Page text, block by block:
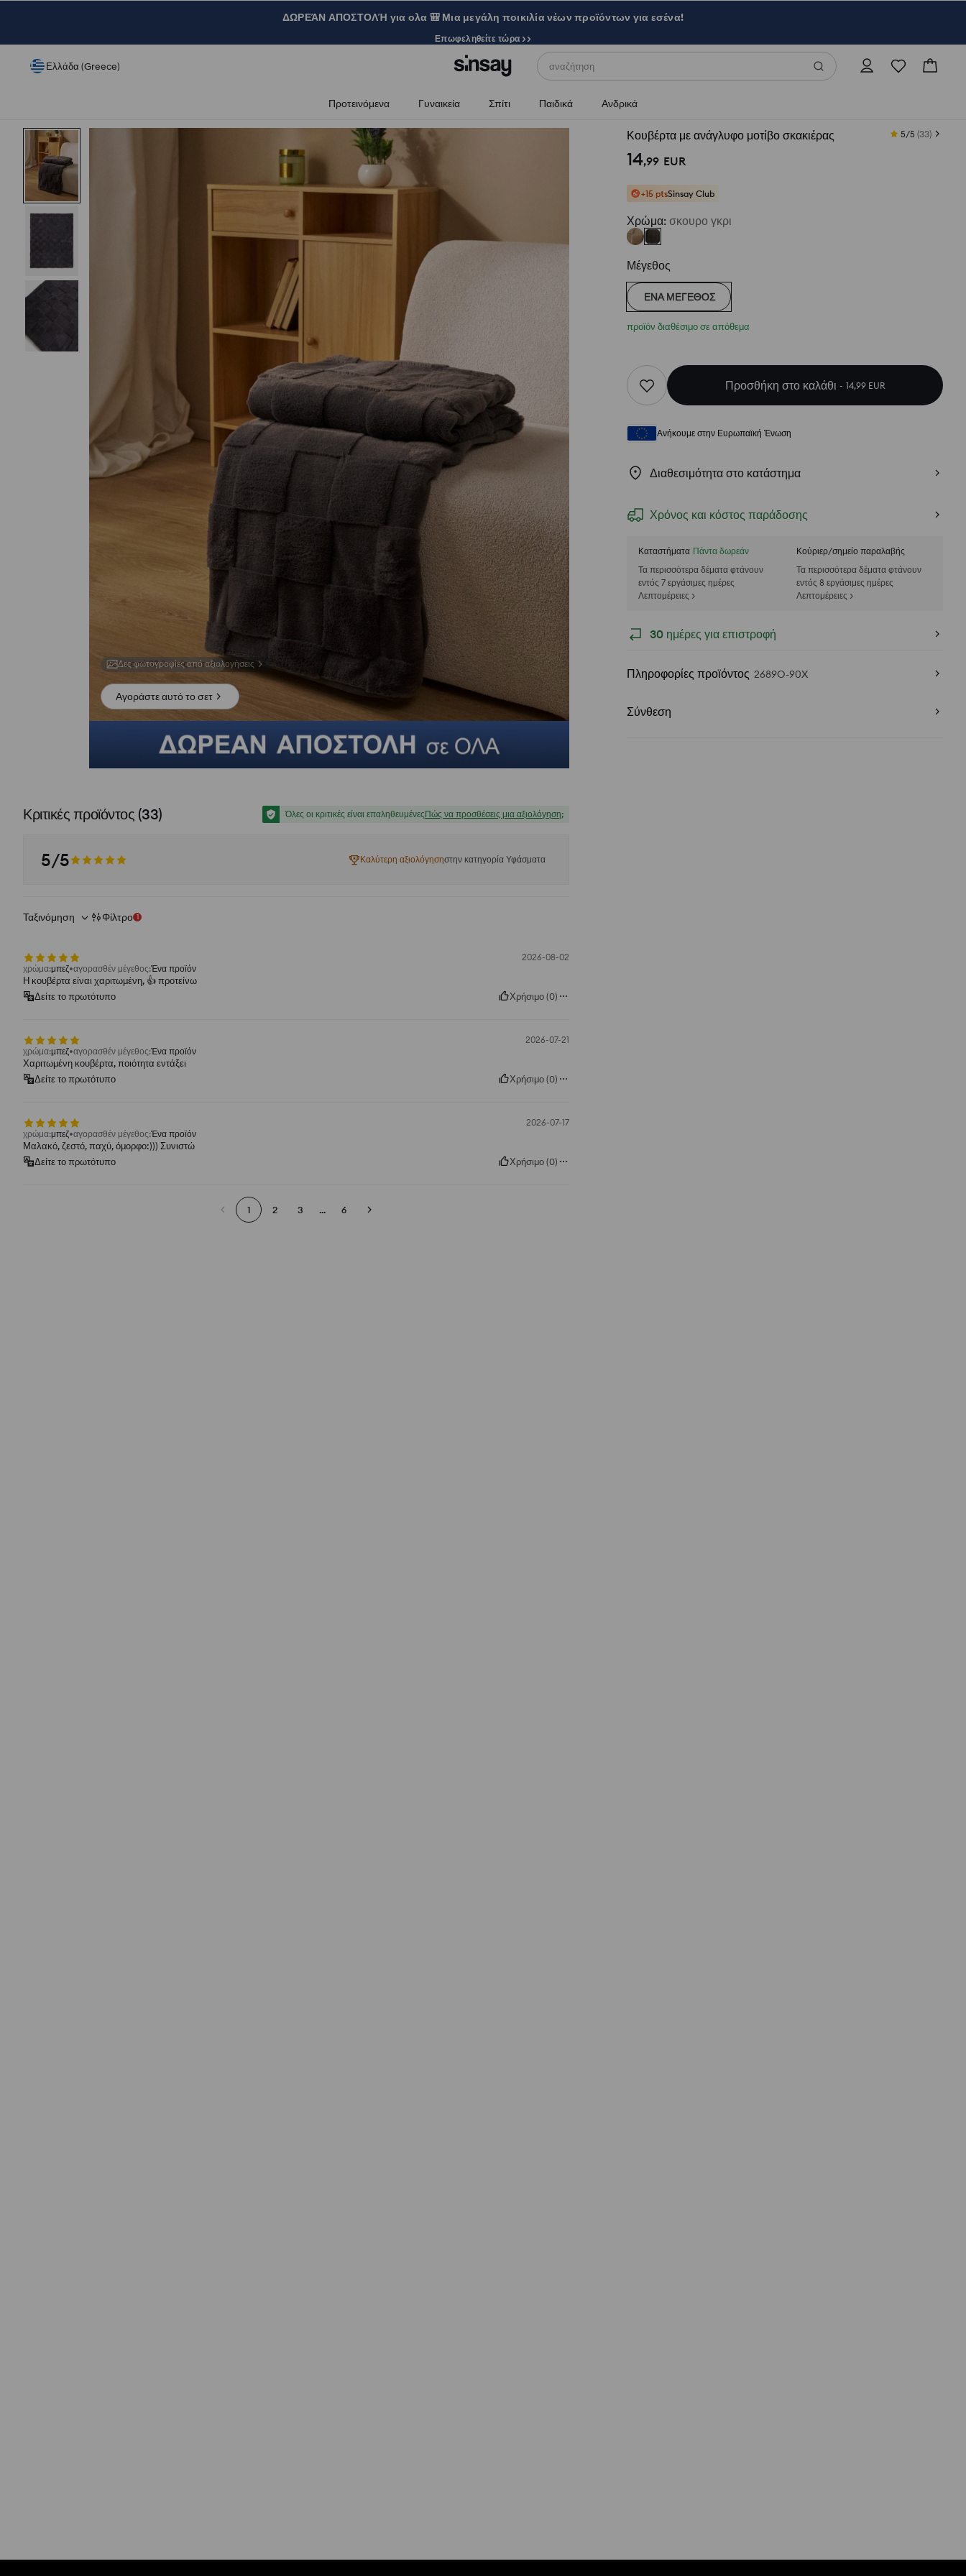
ΔΩΡΕΆΝ ΑΠΟΣΤΟΛΉ για ολα 🎒 Μια μεγάλη ποικιλία νέων προϊόντων για εσένα!
Επωφεληθείτε τώρα >>
Ελλάδα (Greece) αναζήτηση
Προτεινόμενα Γυναικεία Σπίτι Παιδικά Ανδρικά
Κουβέρτα με ανάγλυφο μοτίβο σκακιέρας 5/5 (33)
14,99 EUR
+15 ptsSinsay Club
Χρώμα: σκουρο γκρι
Μέγεθος
ΈΝΑ ΜΈΓΕΘΟΣ
προϊόν διαθέσιμο σε απόθεμα
Προσθήκη στο καλάθι 14,99 EUR
Ανήκουμε στην Ευρωπαϊκή Ένωση
Διαθεσιμότητα στο κατάστημα
Χρόνος και κόστος παράδοσης
Καταστήματα Πάντα δωρεάν
Τα περισσότερα δέματα φτάνουν
εντός 7 εργάσιμες ημέρες
Λεπτομέρειες >
Κούριερ/σημείο παραλαβής
Τα περισσότερα δέματα φτάνουν
εντός 8 εργάσιμες ημέρες
Λεπτομέρειες >
30 ημέρες για επιστροφή
Πληροφορίες προϊόντος 2689O-90X
Σύνθεση
Δες φωτογραφίες από αξιολογήσεις
Αγοράστε αυτό το σετ
Κριτικές προϊόντος (33) Όλες οι κριτικές είναι επαληθευμένεςΠώς να προσθέσεις μια αξιολόγηση;
5/5 Καλύτερη αξιολόγησηστην κατηγορία Υφάσματα
Ταξινόμηση Φίλτρο 1
2026-08-02
χρώμα:μπεζ αγορασθέν μέγεθος:Ένα προϊόν
Η κουβέρτα είναι χαριτωμένη, 👍️ προτείνω
Δείτε το πρωτότυπο
Χρήσιμο(0)
2026-07-21
χρώμα:μπεζ αγορασθέν μέγεθος:Ένα προϊόν
Χαριτωμένη κουβέρτα, ποιότητα εντάξει
Δείτε το πρωτότυπο
Χρήσιμο(0)
2026-07-17
χρώμα:μπεζ αγορασθέν μέγεθος:Ένα προϊόν
Μαλακό, ζεστό, παχύ, όμορφο:))) Συνιστώ
Δείτε το πρωτότυπο
Χρήσιμο(0)
1 2 3 ... 6